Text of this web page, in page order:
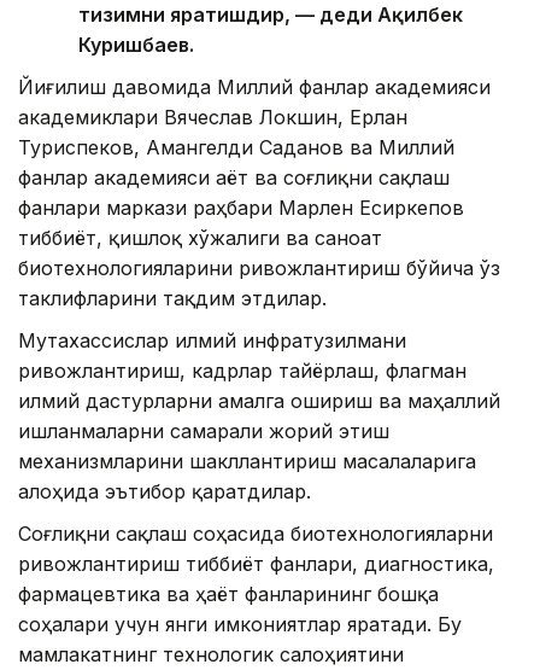
тизимни яратишдир, — деди Ақилбек
Куришбаев.
Йиғилиш давомида Миллий фанлар академияси
академиклари Вячеслав Локшин, Ерлан
Туриспеков, Амангелди Саданов ва Миллий
фанлар академияси Ҳаёт ва соғлиқни сақлаш
фанлари маркази раҳбари Марлен Есиркепов
тиббиёт, қишлоқ хўжалиги ва саноат
биотехнологияларини ривожлантириш бўйича ўз
таклифларини тақдим этдилар.
Мутахассислар илмий инфратузилмани
ривожлантириш, кадрлар тайёрлаш, флагман
илмий дастурларни амалга ошириш ва маҳаллий
ишланмаларни самарали жорий этиш
механизмларини шакллантириш масалаларига
алоҳида эътибор қаратдилар.
Соғлиқни сақлаш соҳасида биотехнологияларни
ривожлантириш тиббиёт фанлари, диагностика,
фармацевтика ва ҳаёт фанларининг бошқа
соҳалари учун янги имкониятлар яратади. Бу
мамлакатнинг технологик салоҳиятини